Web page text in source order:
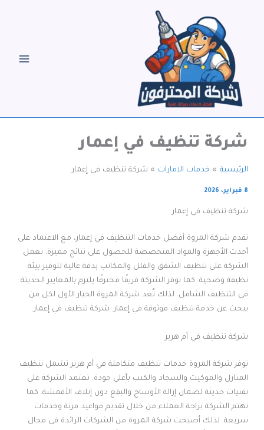
شركة تنظيف في إعمار
الرئيسية خدمات الامارات شركة تنظيف في إعمار
8 فبراير، 2026
شركة تنظيف في إعمار
تقدم شركة المروة أفضل خدمات التنظيف في إعمار، مع الاعتماد على
أحدث الأجهزة والمواد المتخصصة للحصول على نتائج مميزة. تعمل
الشركة على تنظيف الشقق والفلل والمكاتب بدقة عالية لتوفير بيئة
نظيفة وصحية. كما توفر الشركة فريقًا محترفًا يلتزم بالمعايير الحديثة
في التنظيف الشامل. لذلك تُعد شركة المروة الخيار الأول لكل من
يبحث عن خدمة تنظيف موثوقة في إعمار. شركة تنظيف في إعمار
شركة تنظيف في أم هرير
توفر شركة المروة خدمات تنظيف متكاملة في أم هرير تشمل تنظيف
المنازل والموكيت والسجاد والكنب بأعلى جودة. تعتمد الشركة على
تقنيات حديثة لضمان إزالة الأوساخ والبقع دون إتلاف الأقمشة. كما
تهتم الشركة براحة العملاء من خلال تقديم مواعيد مرنة وخدمات
سريعة. لذلك أصبحت شركة المروة من الشركات الرائدة في مجال